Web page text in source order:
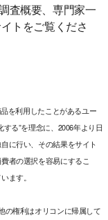
査概要、専門家一
トをご覧くださ
を利用したことがあるユー
る”を理念に、2006年より日
に行い、その結果をサイト
者の選択を容易にするこ
ます。
の権利はオリコンに帰属して